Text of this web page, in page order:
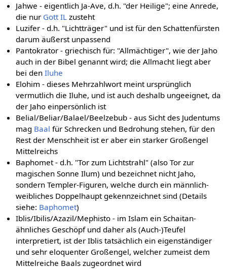
Jahwe - eigentlich Ja-Ave, d.h. "der Heilige"; eine Anrede,
die nur Gott IL zusteht
Luzifer - d.h. "Lichtträger" und ist für den Schattenfürsten
darum äußerst unpassend
Pantokrator - griechisch für: "Allmächtiger", wie der Jaho
auch in der Bibel genannt wird; die Allmacht liegt aber
bei denIluhe
Elohim - dieses Mehrzahlwort meint ursprünglich
vermutlich die Iluhe, und ist auch deshalb ungeeignet, da
der Jaho einpersönlich ist
Belial/Beliar/Balael/Beelzebub - aus Sicht des Judentums
mag Baal für Schrecken und Bedrohung stehen, für den
Rest der Menschheit ist er aber ein starker Großengel
Mittelreichs
Baphomet - d.h. "Tor zum Lichtstrahl" (also Tor zur
magischen Sonne Ilum) und bezeichnet nicht Jaho,
sondern Templer-Figuren, welche durch ein männlich-
weibliches Doppelhaupt gekennzeichnet sind (Details
siehe: Baphomet)
Iblis/Ibilis/Azazil/Mephisto - im Islam ein Schaitan-
ähnliches Geschöpf und daher als (Auch-)Teufel
interpretiert, ist der Iblis tatsächlich ein eigenständiger
und sehr eloquenter Großengel, welcher zumeist dem
Mittelreiche Baals zugeordnet wird